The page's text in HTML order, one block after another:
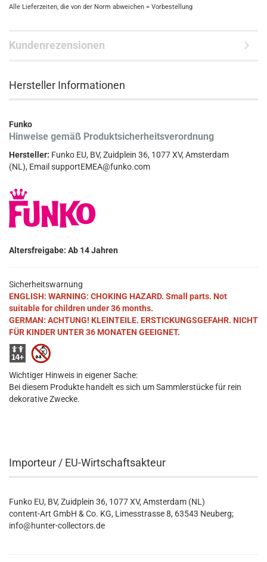
Alle Lieferzeiten, die von der Norm abweichen = Vorbestellung
Kundenrezensionen
Hersteller Informationen
Funko
Hinweise gemäß Produktsicherheitsverordnung
Hersteller: Funko EU, BV, Zuidplein 36, 1077 XV, Amsterdam
(NL), Email supportEMEA@funko.com
Altersfreigabe: Ab 14 Jahren
Sicherheitswarnung
ENGLISH: WARNING: CHOKING HAZARD. Small parts. Not
suitable for children under 36 months.
GERMAN: ACHTUNG! KLEINTEILE. ERSTICKUNGSGEFAHR. NICHT
FÜR KINDER UNTER 36 MONATEN GEEIGNET.
Wichtiger Hinweis in eigener Sache:
Bei diesem Produkte handelt es sich um Sammlerstücke für rein
dekorative Zwecke.
Importeur / EU-Wirtschaftsakteur
Funko EU, BV, Zuidplein 36, 1077 XV, Amsterdam (NL)
content-Art GmbH & Co. KG, Limesstrasse 8, 63543 Neuberg;
info@hunter-collectors.de